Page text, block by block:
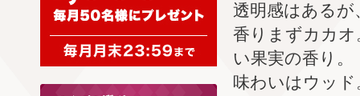
透明感はある
香りまずカカオ
い果実の香り。
味わいはウッ